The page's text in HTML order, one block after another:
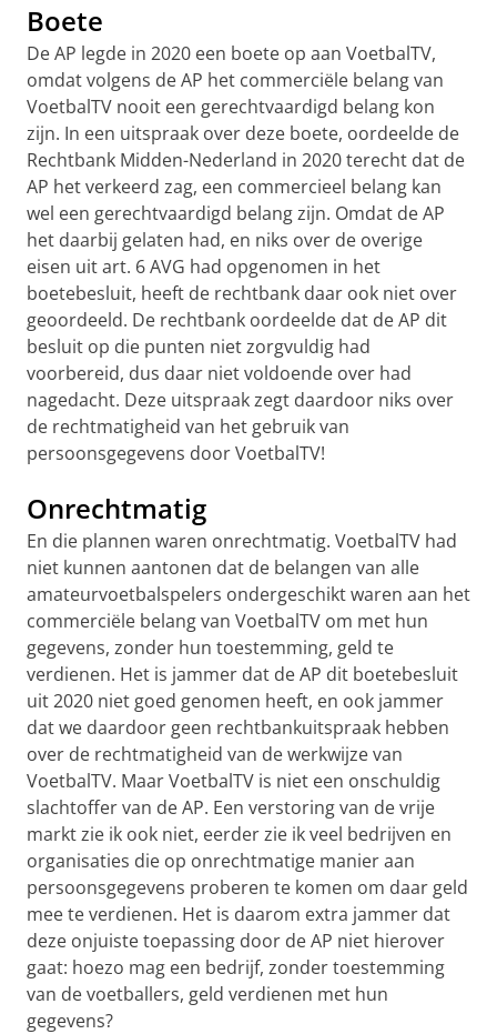
Boete
De AP legde in 2020 een boete op aan VoetbalTV,
omdat volgens de AP het commerciële belang van
VoetbalTV nooit een gerechtvaardigd belang kon
zijn. In een uitspraak over deze boete, oordeelde de
Rechtbank Midden-Nederland in 2020 terecht dat de
AP het verkeerd zag, een commercieel belang kan
wel een gerechtvaardigd belang zijn. Omdat de AP
het daarbij gelaten had, en niks over de overige
eisen uit art. 6 AVG had opgenomen in het
boetebesluit, heeft de rechtbank daar ook niet over
geoordeeld. De rechtbank oordeelde dat de AP dit
besluit op die punten niet zorgvuldig had
voorbereid, dus daar niet voldoende over had
nagedacht. Deze uitspraak zegt daardoor niks over
de rechtmatigheid van het gebruik van
persoonsgegevens door VoetbalTV!
Onrechtmatig
En die plannen waren onrechtmatig. VoetbalTV had
niet kunnen aantonen dat de belangen van alle
amateurvoetbalspelers ondergeschikt waren aan het
commerciële belang van VoetbalTV om met hun
gegevens, zonder hun toestemming, geld te
verdienen. Het is jammer dat de AP dit boetebesluit
uit 2020 niet goed genomen heeft, en ook jammer
dat we daardoor geen rechtbankuitspraak hebben
over de rechtmatigheid van de werkwijze van
VoetbalTV. Maar VoetbalTV is niet een onschuldig
slachtoffer van de AP. Een verstoring van de vrije
markt zie ik ook niet, eerder zie ik veel bedrijven en
organisaties die op onrechtmatige manier aan
persoonsgegevens proberen te komen om daar geld
mee te verdienen. Het is daarom extra jammer dat
deze onjuiste toepassing door de AP niet hierover
gaat: hoezo mag een bedrijf, zonder toestemming
van de voetballers, geld verdienen met hun
gegevens?